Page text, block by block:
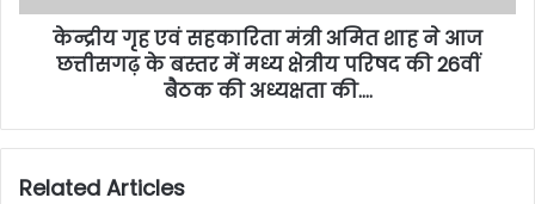
केन्द्रीय गृह एवं सहकारिता मंत्री अमित शाह ने आज
छत्तीसगढ़ के बस्तर में मध्य क्षेत्रीय परिषद की 26वीं
बैठक की अध्यक्षता की….
Related Articles